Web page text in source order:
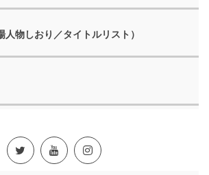
物しおり／タイトルリスト）